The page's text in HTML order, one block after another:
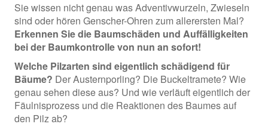
Sie wissen nicht genau was Adventivwurzeln, Zwieseln
sind oder hören Genscher-Ohren zum allerersten Mal?
Erkennen Sie die Baumschäden und Auffälligkeiten
bei der Baumkontrolle von nun an sofort!
Welche Pilzarten sind eigentlich schädigend für
Bäume? Der Austernporling? Die Buckeltramete? Wie
genau sehen diese aus? Und wie verläuft eigentlich der
Fäulnisprozess und die Reaktionen des Baumes auf
den Pilz ab?